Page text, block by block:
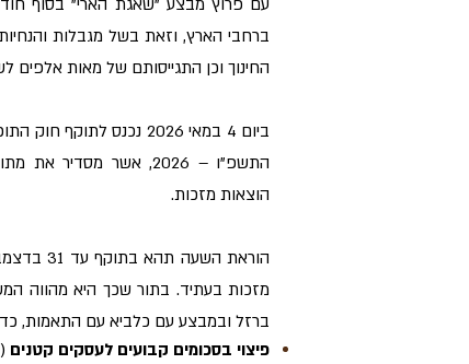
ברחבי הארץ, וזאת בשל מגבלות
החינוך וכן התגייסותם של מאות אלפים
ביום 4 במאי 2026 נכנס
התשפ"ו – 2026, אשר
הוצאות מזכות.
מזכות בעתיד. בתור שכך היא מהווה
ברזל ובמבצע עם כלביא עם התאמות,
פיצוי בסכומים קבועים לעסקים קטנים